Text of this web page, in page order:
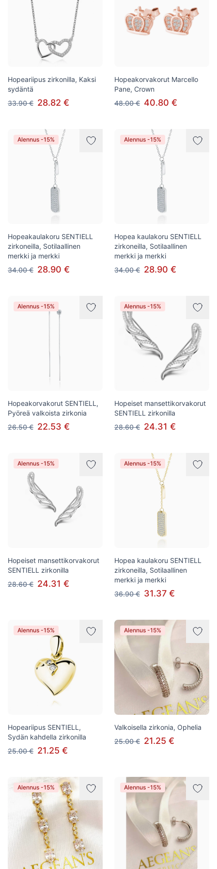
Hopeariipus zirkonilla, Kaksi
sydäntä
33.90 € 28.82 €
Hopeakorvakorut Marcello
Pane, Crown
48.00 € 40.80 €
Alennus -15%
Hopeakaulakoru SENTIELL
zirkoneilla, Sotilaallinen
merkki ja merkki
34.00 € 28.90 €
Alennus -15%
Hopea kaulakoru SENTIELL
zirkoneilla, Sotilaallinen
merkki ja merkki
34.00 € 28.90 €
Alennus -15%
Hopeakorvakorut SENTIELL,
Pyöreä valkoista zirkonia
26.50 € 22.53 €
Alennus -15%
Hopeiset mansettikorvakorut
SENTIELL zirkonilla
28.60 € 24.31 €
Alennus -15%
Hopeiset mansettikorvakorut
SENTIELL zirkonilla
28.60 € 24.31 €
Alennus -15%
Hopea kaulakoru SENTIELL
zirkoneilla, Sotilaallinen
merkki ja merkki
36.90 € 31.37 €
Alennus -15%
Hopeariipus SENTIELL,
Sydän kahdella zirkonilla
25.00 € 21.25 €
Alennus -15%
Valkoisella zirkonia, Ophelia
25.00 € 21.25 €
Alennus -15% Alennus -15%